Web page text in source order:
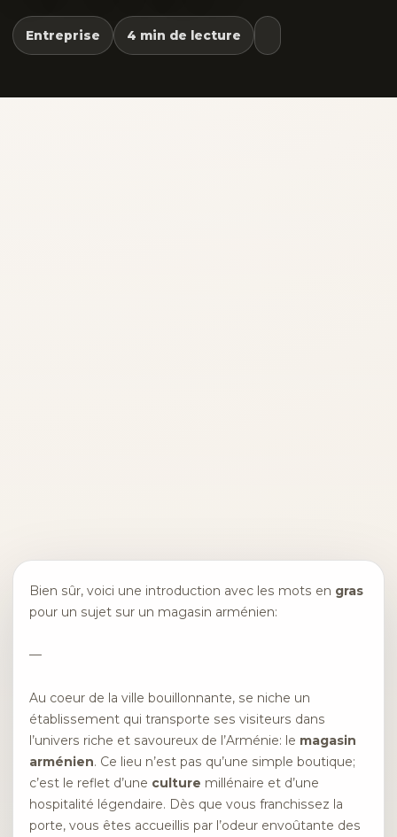
Entreprise 4 min de lecture
Bien sûr, voici une introduction avec les mots en gras
pour un sujet sur un magasin arménien:
—
Au coeur de la ville bouillonnante, se niche un
établissement qui transporte ses visiteurs dans
l’univers riche et savoureux de l’Arménie: le magasin
arménien. Ce lieu n’est pas qu’une simple boutique;
c’est le reflet d’une culture millénaire et d’une
hospitalité légendaire. Dès que vous franchissez la
porte, vous êtes accueillis par l’odeur envoûtante des